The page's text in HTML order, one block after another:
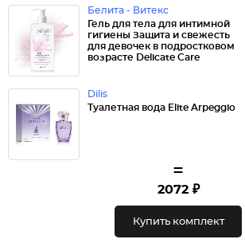
Белита - Витекс
Гель для тела для интимной
гигиены Защита и свежесть
для девочек в подростковом
возрасте Delicate Care
Dilis
Туалетная вода Elite Arpeggio
=
2072 ₽
Купить комплект